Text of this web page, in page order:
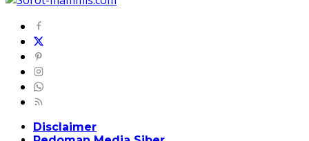
Disclaimer